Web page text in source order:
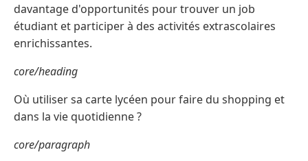
davantage d'opportunités pour trouver un job
étudiant et participer à des activités extrascolaires
enrichissantes.
core/heading
Où utiliser sa carte lycéen pour faire du shopping et
dans la vie quotidienne ?
core/paragraph